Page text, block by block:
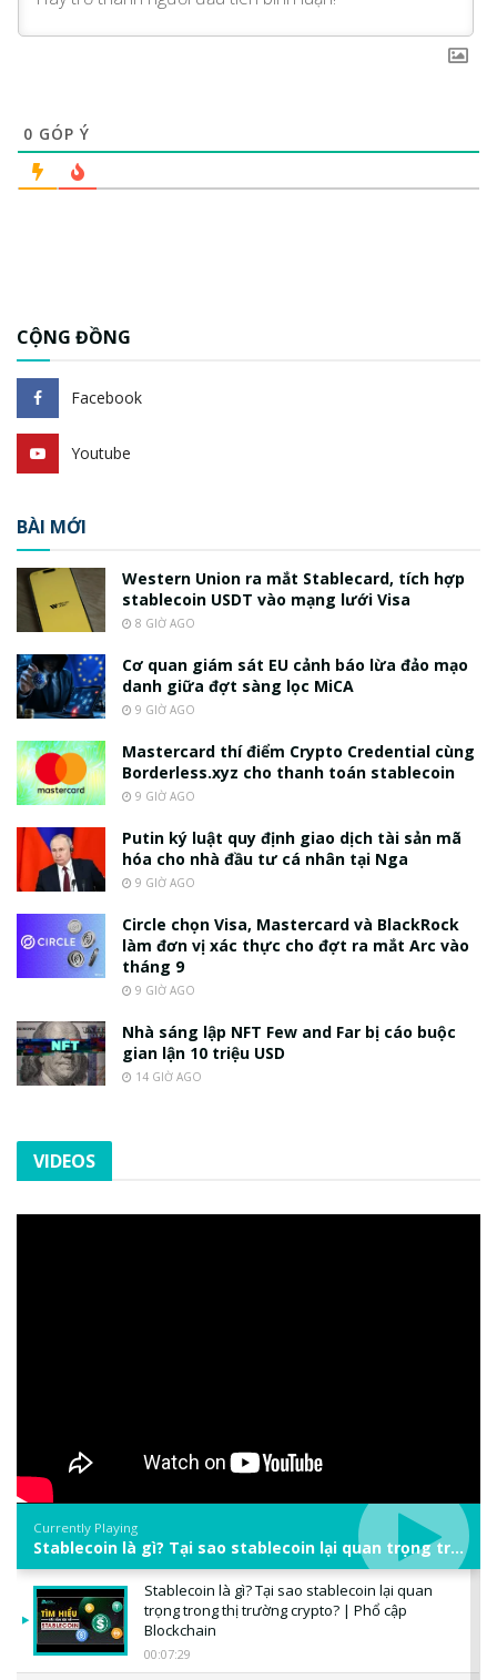
0 GÓP Ý
CỘNG ĐỒNG
Facebook
Youtube
BÀI MỚI
Western Union ra mắt Stablecard, tích hợp
stablecoin USDT vào mạng lưới Visa
8 GIỜ AGO
Cơ quan giám sát EU cảnh báo lừa đảo mạo
danh giữa đợt sàng lọc MiCA
9 GIỜ AGO
Mastercard thí điểm Crypto Credential cùng
Borderless.xyz cho thanh toán stablecoin
9 GIỜ AGO
Putin ký luật quy định giao dịch tài sản mã
hóa cho nhà đầu tư cá nhân tại Nga
9 GIỜ AGO
Circle chọn Visa, Mastercard và BlackRock
làm đơn vị xác thực cho đợt ra mắt Arc vào
tháng 9
9 GIỜ AGO
Nhà sáng lập NFT Few and Far bị cáo buộc
gian lận 10 triệu USD
14 GIỜ AGO
VIDEOS
Currently Playing
Stablecoin là gì? Tại sao stablecoin lại quan trọng trong thị trường crypto? | Phổ cập Blockchain
Stablecoin là gì? Tại sao stablecoin lại quan
trọng trong thị trường crypto? | Phổ cập
Blockchain
00:07:29